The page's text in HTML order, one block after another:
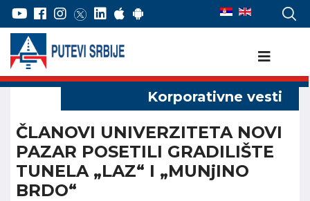
ČLANOVI UNIVERZITETA NOVI
PAZAR POSETILI GRADILIŠTE
TUNELA „LAZ“ I „MUNjINO
BRDO“